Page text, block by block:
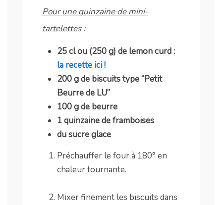
Pour une quinzaine de mini-
tartelettes:
25 cl ou (250 g) de lemon curd :
la recette ici !
200 g de biscuits type “Petit
Beurre de LU”
100 g de beurre
1 quinzaine de framboises
du sucre glace
Préchauffer le four à 180° en
chaleur tournante.
Mixer finement les biscuits dans